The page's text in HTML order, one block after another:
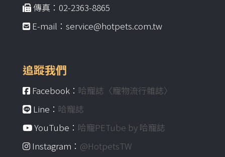
傳真：02-2363-8865
E-mail：service@hotpets.com.tw
追蹤我們
Facebook： 哈寵誌〈寵物流行雜誌〉
Line： 哈寵誌
YouTube： 哈寵PETube by 哈寵誌
Instagram： @HotpetsTW